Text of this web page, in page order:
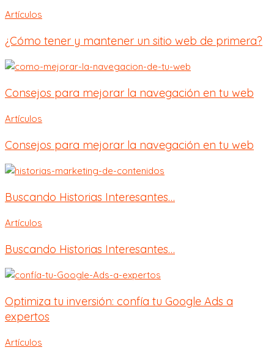
Artículos
¿Cómo tener y mantener un sitio web de primera?
Consejos para mejorar la navegación en tu web
Artículos
Consejos para mejorar la navegación en tu web
Buscando Historias Interesantes…
Artículos
Buscando Historias Interesantes…
Optimiza tu inversión: confía tu Google Ads a
expertos
Artículos